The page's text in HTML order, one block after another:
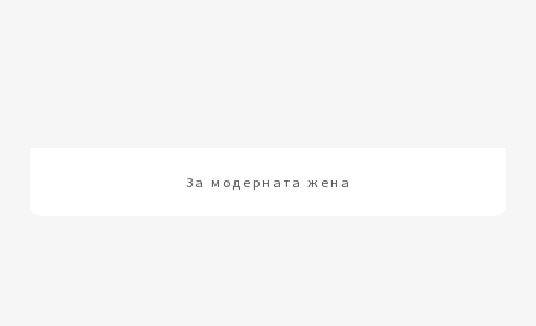
За модерната жена